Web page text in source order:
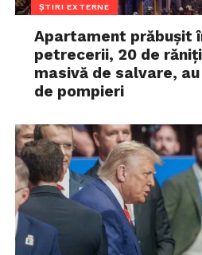
ȘTIRI EXTERNE
Apartament prăbușit
petrecerii, 20 de
masivă de salvare,
de pompieri